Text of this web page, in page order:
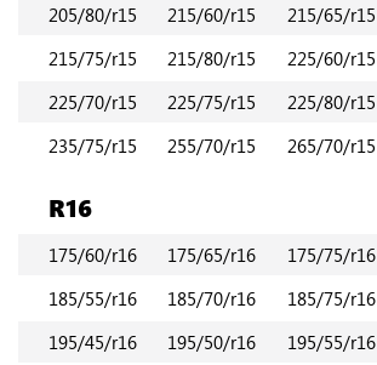
205/80/r15
215/60/r15 215/65/r15
215/75/r15
215/80/r15 225/60/r15
225/70/r15
225/75/r15 225/80/r15
235/75/r15
255/70/r15 265/70/r15
R16
175/60/r16 175/65/r16 175/75/r16
185/55/r16
185/70/r16 185/75/r16
195/45/r16
195/50/r16 195/55/r16